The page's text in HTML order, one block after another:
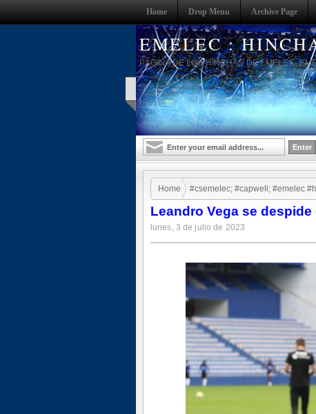
Home Drop Menu Archive Page
EMELEC :
PÁGINA DE LOS HINCHAS DE EMELEC.
Home #csemelec; #capwell; #emelec
Leandro Vega se
lunes, 3 de julio de 2023